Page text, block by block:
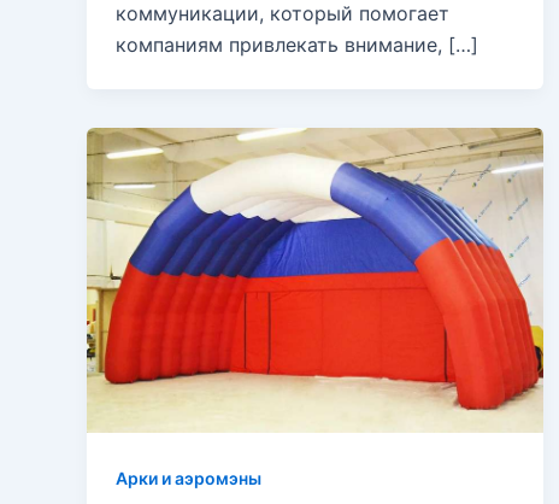
коммуникации, который помогает
компаниям привлекать внимание, […]
Арки и аэромэны